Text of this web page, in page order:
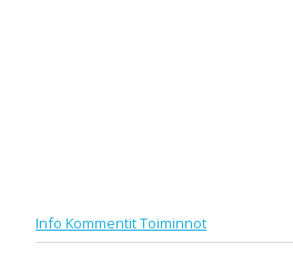
Info KommentitToiminnot